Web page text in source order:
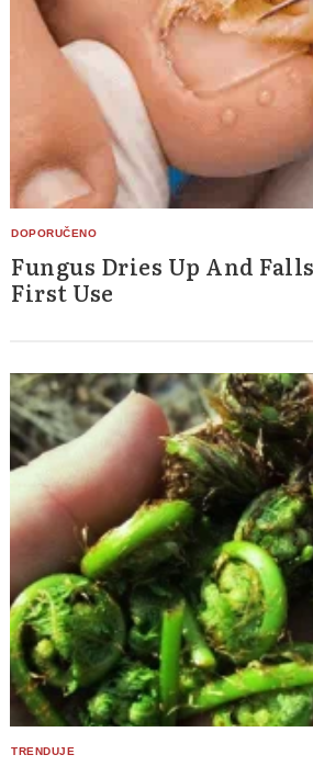
Fungus Dries Up And
First Use